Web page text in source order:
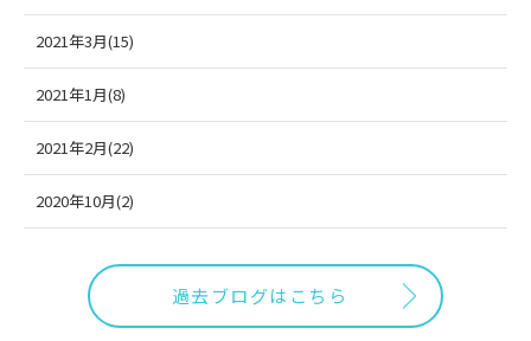
2021年3月(15)
2021年1月(8)
2021年2月(22)
2020年10月(2)
過去ブログはこちら